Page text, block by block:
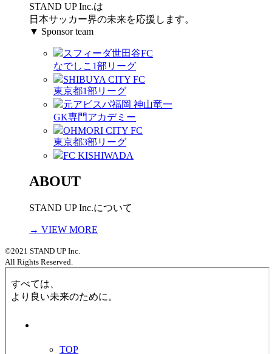
STAND UP Inc.は
日本サッカー界の未来を応援します。
▼ Sponsor team
スフィーダ世田谷FC
なでしこ1部リーグ
SHIBUYA CITY FC
東京都1部リーグ
元アビスパ福岡 神山竜一
GK専門アカデミー
OHMORI CITY FC
東京都3部リーグ
FC KISHIWADA
ABOUT
STAND UP Inc.について
→ VIEW MORE
©2021 STAND UP Inc.
All Rights Reserved.